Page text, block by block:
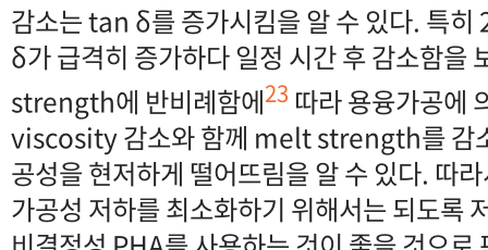
감소는 tan δ를 증가시킴을 알 수 있다. 특
δ가 급격히 증가하다 일정 시간 후 감소함
strength에 반비례함에23 따라 용융가공에
viscosity 감소와 함께 melt strength를 감
공성을 현저하게 떨어뜨림을 알 수 있다. 따
가공성 저하를 최소화하기 위해서는 되도록